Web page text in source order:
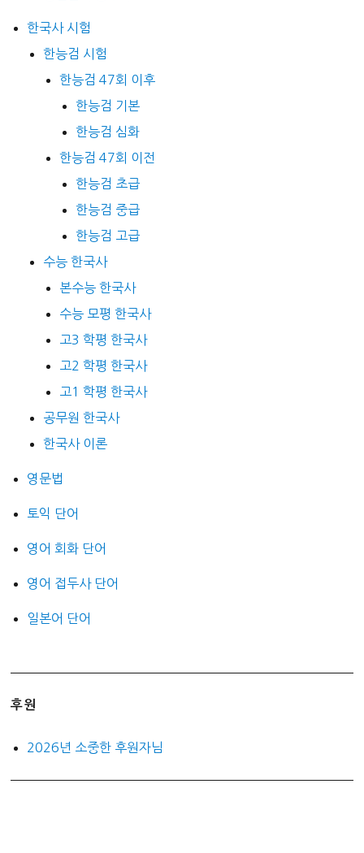
한국사 시험
한능검 시험
한능검 47회 이후
한능검 기본
한능검 심화
한능검 47회 이전
한능검 초급
한능검 중급
한능검 고급
수능 한국사
본수능 한국사
수능 모평 한국사
고3 학평 한국사
고2 학평 한국사
고1 학평 한국사
공무원 한국사
한국사 이론
영문법
토익 단어
영어 회화 단어
영어 접두사 단어
일본어 단어
후원
2026년 소중한 후원자님